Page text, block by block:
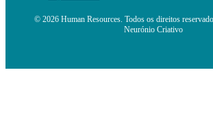
© 2026 Human Resources. Todos os direitos
Neurónio Criativo